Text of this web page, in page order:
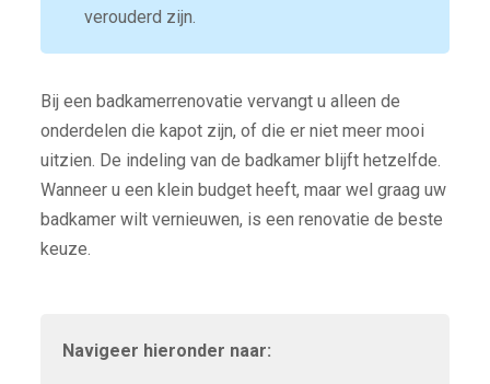
verouderd zijn.
Bij een badkamerrenovatie vervangt u alleen de
onderdelen die kapot zijn, of die er niet meer mooi
uitzien. De indeling van de badkamer blijft hetzelfde.
Wanneer u een klein budget heeft, maar wel graag uw
badkamer wilt vernieuwen, is een renovatie de beste
keuze.
Navigeer hieronder naar: